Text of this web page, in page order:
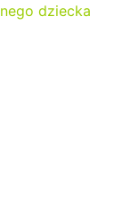
dziecka